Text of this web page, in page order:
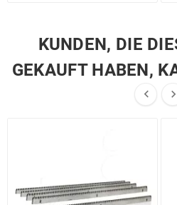
KUNDEN, DIE
GEKAUFT HABEN,
 